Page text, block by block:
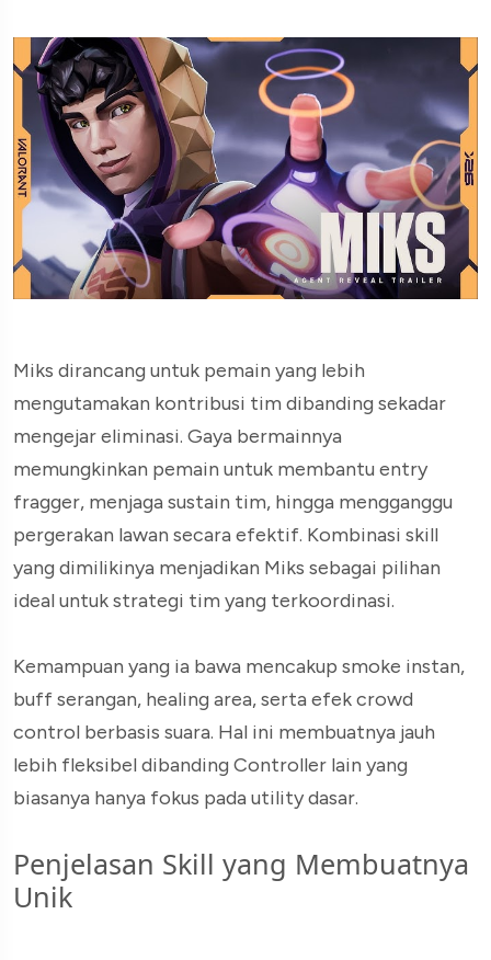
Miks dirancang untuk pemain yang lebih
mengutamakan kontribusi tim dibanding sekadar
mengejar eliminasi. Gaya bermainnya
memungkinkan pemain untuk membantu entry
fragger, menjaga sustain tim, hingga mengganggu
pergerakan lawan secara efektif. Kombinasi skill
yang dimilikinya menjadikan Miks sebagai pilihan
ideal untuk strategi tim yang terkoordinasi.
Kemampuan yang ia bawa mencakup smoke instan,
buff serangan, healing area, serta efek crowd
control berbasis suara. Hal ini membuatnya jauh
lebih fleksibel dibanding Controller lain yang
biasanya hanya fokus pada utility dasar.
Penjelasan Skill yang Membuatnya
Unik